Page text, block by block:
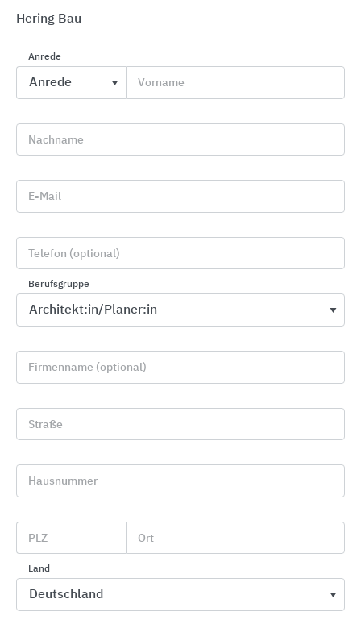
Erlau barrierefreies Bad
Erlau
GROHE Sanitärsysteme
GROHE
Hering Bau
Anrede
Vorname
Nachname
E-Mail
Telefon (optional)
Berufsgruppe
Firmenname (optional)
Straße
Hausnummer
PLZ Ort
Land